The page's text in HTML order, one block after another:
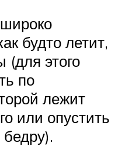
будто летит,
(для этого
по
лежит
или опустить